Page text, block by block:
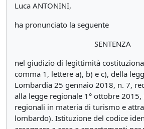
Luca ANTONINI,
ha pronunciato la seguente
SENTENZA
nel giudizio di legittimità
comma 1, lettere a), b) e c), della
Lombardia 25 gennaio 2018, n. 7,
alla legge regionale 1° ottobre
regionali in materia di turismo e
lombardo). Istituzione del codice